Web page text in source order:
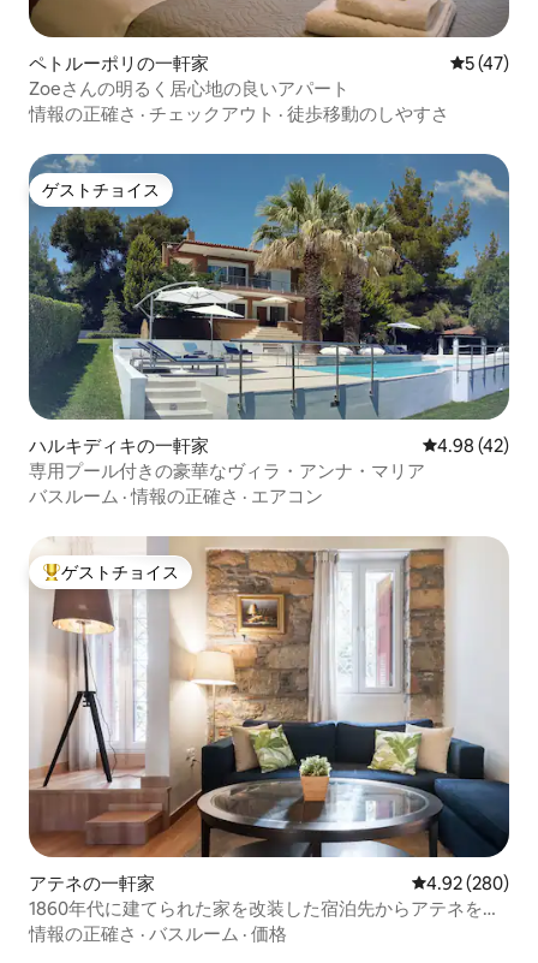
ペトルーポリの一軒家 レビュー
5 (47)
Zoeさんの明るく居心地の良いアパート
情報の正確さ · チェックアウト · 徒歩移動のしやすさ
ゲストチョイス
ゲストチョイス
ハルキディキの一軒家 レビュー42
4.98 (42)
専用プール付きの豪華なヴィラ・アンナ・マリア
バスルーム ·情報の正確さ · エアコン
大好評のゲストチョイスです。
ゲストチョイス
アテネの一軒家 レビュー280
4.92 (280)
1860年代に建てられた家を改装した宿泊先からアテネを探
索しよう
情報の正確さ · バスルーム · 価格